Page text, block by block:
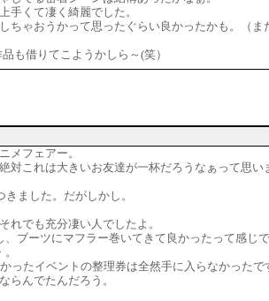
手くて凄く綺麗でした。
ちゃおうかって思ったぐらい良かったかも。（ま
も借りてこようかしら～(笑）
メフェアー。
これは大きいお友達が一杯だろうなぁって思い
ました。だがしかし。
れでも充分凄い人でしたよ。
ブーツにマフラー巻いてきて良かったって感じで
ったイベントの整理券は全然手に入らなかったで
らんでたんだろう。